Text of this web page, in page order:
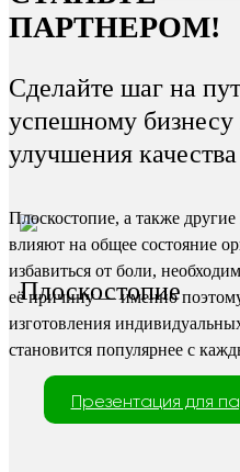
Плоскостопие
ПАРТНЕРОМ!
Сделайте шаг на
успешному бизнесу
улучшения
Плоскостопие, а также другие
влияют на общее состояние
избавиться от боли,
её причину — именно
изготовления
становится популярнее с
Презентация для